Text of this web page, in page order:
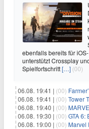
ebenfalls bereits für
unterstützt Crossplay
Spielfortschritt[…] (00)
06.08. 19:41 | (00)
06.08. 19:41 | (00) Tower
06.08. 19:40 | (00)
06.08. 19:30 | (00) GTA 6: Ex-
06.08. 19:00 | (00) Marvel